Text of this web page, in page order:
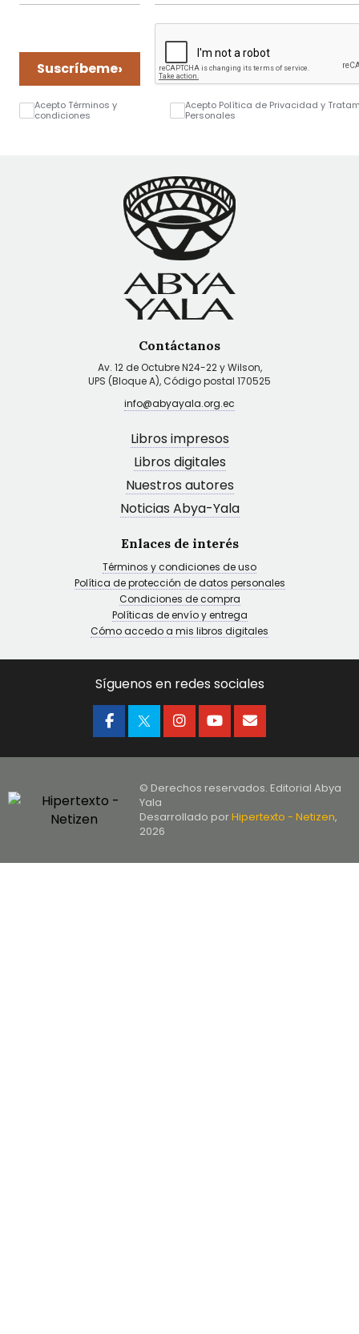
Suscríbeme›
Acepto Términos y
condiciones
Acepto Política de Privacidad y
Personales
Contáctanos
Av. 12 de Octubre N24-22 y Wilson,
UPS (Bloque A), Código postal 170525
info@abyayala.org.ec
Libros impresos
Libros digitales
Nuestros autores
Noticias Abya-Yala
Enlaces de interés
Términos y condiciones de uso
Política de protección de datos personales
Condiciones de compra
Políticas de envío y entrega
Cómo accedo a mis libros digitales
Síguenos en redes sociales
© Derechos reservados. Editorial Abya
Yala
Desarrollado porHipertexto - Netizen,
2026